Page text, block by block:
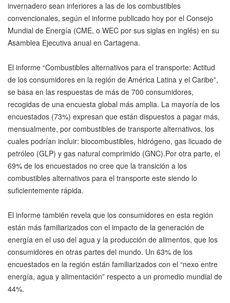
invernadero sean inferiores a las de los combustibles
convencionales, según el informe publicado hoy por el Consejo
Mundial de Energía (CME, o WEC por sus siglas en inglés) en su
Asamblea Ejecutiva anual en Cartagena.
El informe “Combustibles alternativos para el transporte: Actitud
de los consumidores en la región de América Latina y el Caribe”,
se basa en las respuestas de más de 700 consumidores,
recogidas de una encuesta global más amplia. La mayoría de los
encuestados (73%) expresan que están dispuestos a pagar más,
mensualmente, por combustibles de transporte alternativos, los
cuales podrían incluir: biocombustibles, hidrógeno, gas licuado de
petróleo (GLP) y gas natural comprimido (GNC).Por otra parte, el
69% de los encuestados no cree que la transición a los
combustibles alternativos para el transporte este siendo lo
suficientemente rápida.
El informe también revela que los consumidores en esta región
están más familiarizados con el impacto de la generación de
energía en el uso del agua y la producción de alimentos, que los
consumidores en otras partes del mundo. Un 63% de los
encuestados en la región están familiarizados con el “nexo entre
energía, agua y alimentación” respecto a un promedio mundial de
44%.